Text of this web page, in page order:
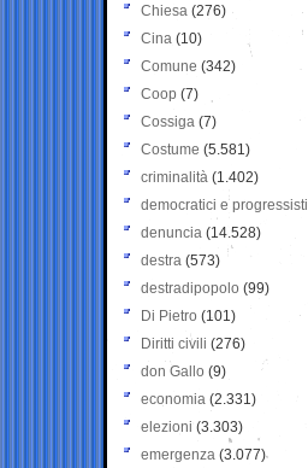
Chiesa (276)
Cina (10)
Comune (342)
Coop (7)
Cossiga (7)
Costume (5.581)
criminalità (1.402)
democratici e progressisti
denuncia (14.528)
destra (573)
destradipopolo (99)
Di Pietro (101)
Diritti civili (276)
don Gallo (9)
economia (2.331)
elezioni (3.303)
emergenza (3.077)